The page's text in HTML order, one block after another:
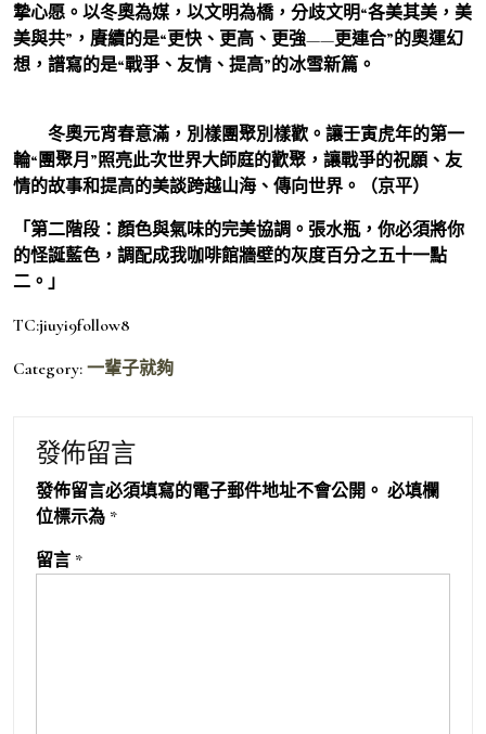
摯心愿。以冬奧為媒，以文明為橋，分歧文明“各美其美，美
美與共”，賡續的是“更快、更高、更強——更連合”的奧運幻
想，譜寫的是“戰爭、友情、提高”的冰雪新篇。
冬奧元宵春意滿，別樣團聚別樣歡。讓壬寅虎年的第一
輪“團聚月”照亮此次世界大師庭的歡聚，讓戰爭的祝願、友
情的故事和提高的美談跨越山海、傳向世界。（京平）
「第二階段：顏色與氣味的完美協調。張水瓶，你必須將你
的怪誕藍色，調配成我咖啡館牆壁的灰度百分之五十一點
二。」
TC:jiuyi9follow8
Category: 一輩子就夠
發佈留言
發佈留言必須填寫的電子郵件地址不會公開。 必填欄
位標示為 *
留言 *